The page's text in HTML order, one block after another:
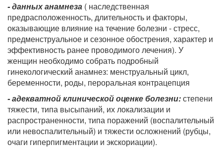
- данных анамнеза ( наследственная
предрасположенность, длительность и факторы,
оказывающие влияние на течение болезни - стресс,
предменструальное и сезонное обострения, характер и
эффективность ранее проводимого лечения). У
женщин необходимо собрать подробный
гинекологический анамнез: менструальный цикл,
беременности, роды, пероральная контрацепция
- адекватной клинической оценке болезни:степени
тяжести, типа высыпаний, их локализации и
распространенности, типа поражений (воспалительный
или невоспалительный) и тяжести осложнений (рубцы,
очаги гиперпигментации и экскориации).